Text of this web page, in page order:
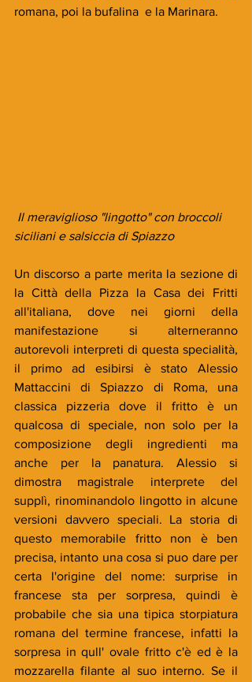
romana, poi la bufalina  e la Marinara.
siciliani e salsiccia di Spiazzo
Un discorso a parte merita la sezione di
la Città della Pizza la Casa dei Fritti
all'italiana, dove nei giorni della
manifestazione si alterneranno
autorevoli interpreti di questa specialità,
il primo ad esibirsi è stato Alessio
Mattaccini di Spiazzo di Roma, una
classica pizzeria dove il fritto è un
qualcosa di speciale, non solo per la
composizione degli ingredienti ma
anche per la panatura. Alessio si
dimostra magistrale interprete del
supplì, rinominandolo lingotto in alcune
versioni davvero speciali. La storia di
questo memorabile fritto non è ben
precisa, intanto una cosa si puo dare per
certa l'origine del nome: surprise in
francese sta per sorpresa, quindi è
probabile che sia una tipica storpiatura
romana del termine francese, infatti la
sorpresa in qull' ovale fritto c'è ed è la
mozzarella filante al suo interno. Se il